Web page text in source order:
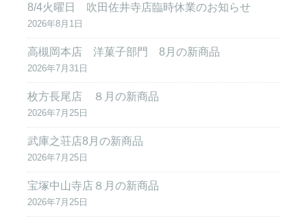
8/4火曜日 吹田佐井寺店臨時休業のお知らせ
2026年8月1日
高槻岡本店 洋菓子部門 8月の新商品
2026年7月31日
枚方長尾店 ８月の新商品
2026年7月25日
武庫之荘店8月の新商品
2026年7月25日
宝塚中山寺店８月の新商品
2026年7月25日